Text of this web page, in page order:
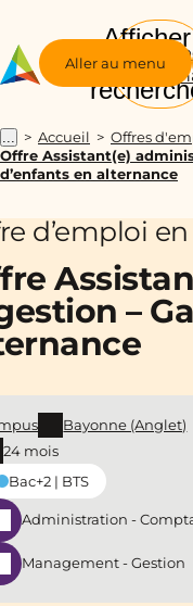
Aller au menu
Afficher
la
... Accueil
Offres
Offre Assistant(e)
d’enfants en alternance
d’emploi
–
Bayonne (Anglet)
24 mois
Bac+2 | BTS
Administration -
Management - Gestion